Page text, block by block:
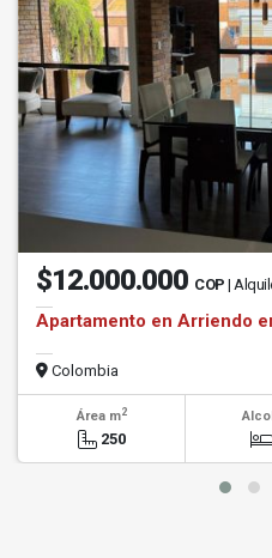
$12.000.000 COP |
Apartamento en Arriendo
Colombia
Área m2
250